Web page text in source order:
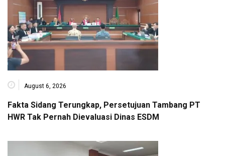
August 6, 2026
Fakta Sidang Terungkap, Persetujuan Tambang PT
HWR Tak Pernah Dievaluasi Dinas ESDM